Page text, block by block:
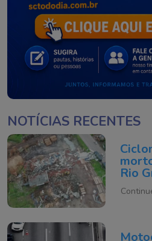
NOTÍCIAS RECENTES
Rio